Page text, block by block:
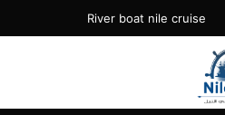
River boat nile cruise